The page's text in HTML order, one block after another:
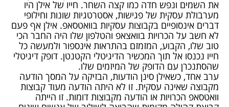
את השמים ונפש חדה כמו קצה השחר. חייו של אילן היו
מערבולת עסקית של פגישות, אסטרטגיות שונות וחילופי
דברים אינסופיים בקבוצות עסקיות בוואטסאפ. אילן אף פעם
לא חשב על הכרויות בוואצאפ והטלפון שלו היה החבר הכי
טוב שלו, הקבוע, המזמזם בהתראות אינספור ולמעשה כל
חייו נכנסו אל תוך המכשיר הדיגיטלי הקטנטן. דופק דיגיטלי
שהסתנכרן עם הדופק של המיזמים שלו.
ערב אחד, כשאילן סינן הודעות, הבזיקה על המסך הודעה
מקבוצה שאינה עסקית. זו לא היתה הודעה מעוד קבוצות
וואטסאפ הכרויות או הודעה מקבוצות דומות. זו הייתה